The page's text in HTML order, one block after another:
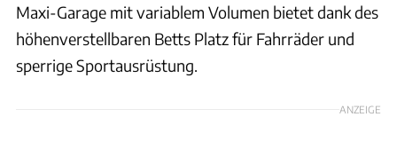
Maxi-Garage mit variablem Volumen bietet dank des
höhenverstellbaren Betts Platz für Fahrräder und
sperrige Sportausrüstung.
ANZEIGE